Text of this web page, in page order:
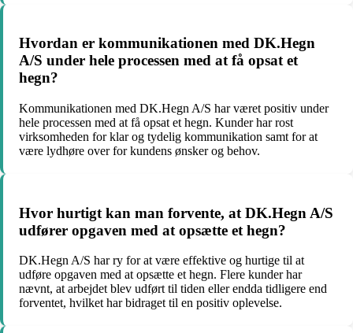
Hvordan er kommunikationen med DK.Hegn
A/S under hele processen med at få opsat et
hegn?
Kommunikationen med DK.Hegn A/S har været positiv under
hele processen med at få opsat et hegn. Kunder har rost
virksomheden for klar og tydelig kommunikation samt for at
være lydhøre over for kundens ønsker og behov.
Hvor hurtigt kan man forvente, at DK.Hegn A/S
udfører opgaven med at opsætte et hegn?
DK.Hegn A/S har ry for at være effektive og hurtige til at
udføre opgaven med at opsætte et hegn. Flere kunder har
nævnt, at arbejdet blev udført til tiden eller endda tidligere end
forventet, hvilket har bidraget til en positiv oplevelse.